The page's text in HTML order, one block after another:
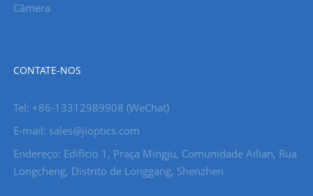
Câmera
CONTATE-NOS
Tel: +86-13312989908 (WeChat)
E-mail: sales@jioptics.com
Endereço: Edifício 1, Praça Mingju, Comunidade Ailian, Rua
Longcheng, Distrito de Longgang, Shenzhen